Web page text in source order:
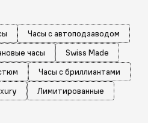
Часы с автоподзаводом
часы
Swiss Made
Часы с бриллиантами
Лимитированные